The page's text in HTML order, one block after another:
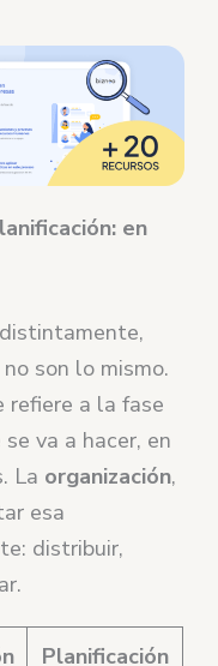
en
no son lo mismo.
refiere a la fase
va a hacer, en
La organización,
esa
distribuir,
Planificación